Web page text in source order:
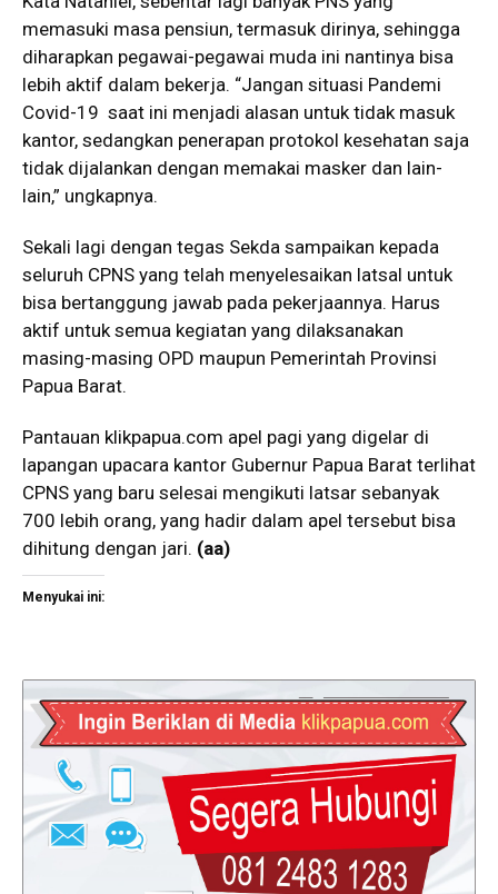
memasuki masa pensiun, termasuk dirinya, sehingga
diharapkan pegawai-pegawai muda ini nantinya bisa
lebih aktif dalam bekerja. “Jangan situasi Pandemi
Covid-19 saat ini menjadi alasan untuk tidak masuk
kantor, sedangkan penerapan protokol kesehatan saja
tidak dijalankan dengan memakai masker dan lain-
lain,” ungkapnya.
Sekali lagi dengan tegas Sekda sampaikan kepada
seluruh CPNS yang telah menyelesaikan latsal untuk
bisa bertanggung jawab pada pekerjaannya. Harus
aktif untuk semua kegiatan yang dilaksanakan
masing-masing OPD maupun Pemerintah Provinsi
Papua Barat.
Pantauan klikpapua.com apel pagi yang digelar di
lapangan upacara kantor Gubernur Papua Barat terlihat
CPNS yang baru selesai mengikuti latsar sebanyak
700 lebih orang, yang hadir dalam apel tersebut bisa
dihitung dengan jari. (aa)
Menyukai ini: